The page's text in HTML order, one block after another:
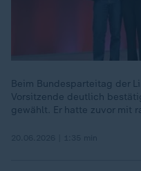
Beim Bundesparteitag der
Vorsitzende deutlich
gewählt. Er hatte zuvor mit